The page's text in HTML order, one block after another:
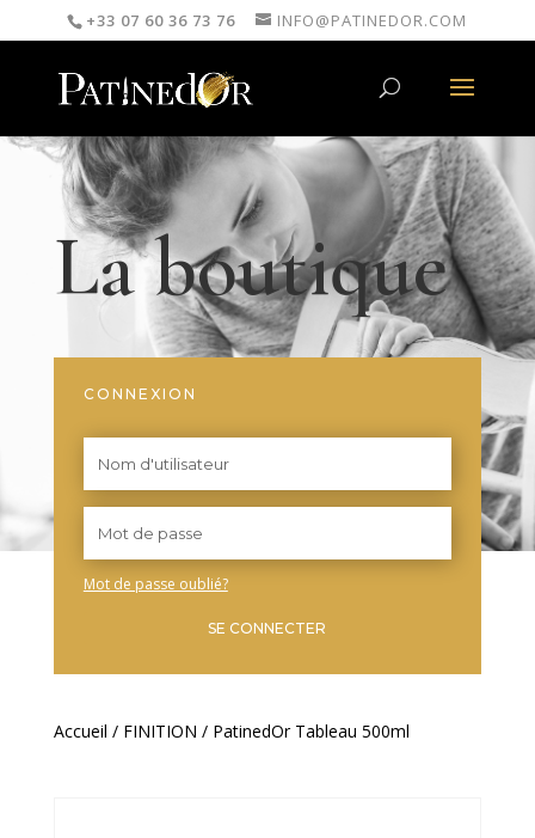
+33 07 60 36 73 76 INFO@PATINEDOR.COM
La boutique
CONNEXION
Mot de passe oublié?
SE CONNECTER
Accueil / FINITION / PatinedOr Tableau 500ml